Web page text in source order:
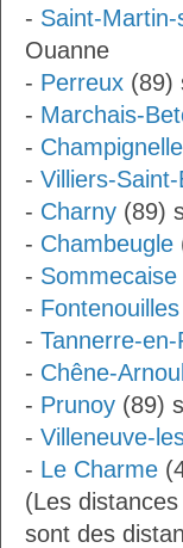
- Saint-
Ouanne
- Perreux (89)
- Marchais-
-
- Villiers-
- Charny (89)
- Chambeugle
- Sommecaise
- Fontenouilles
- Tannerre-
- Chêne-
- Prunoy (89)
- Villeneuve-
- Le Charme
(Les
sont des